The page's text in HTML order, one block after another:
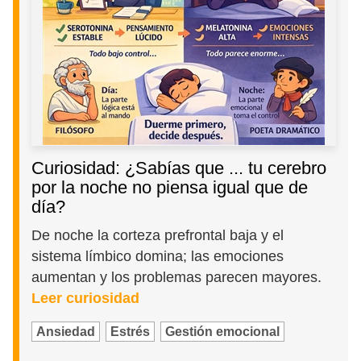
Curiosidad: ¿Sabías que ... tu cerebro
por la noche no piensa igual que de
día?
De noche la corteza prefrontal baja y el
sistema límbico domina; las emociones
aumentan y los problemas parecen mayores.
Leer curiosidad
Ansiedad Estrés Gestión emocional